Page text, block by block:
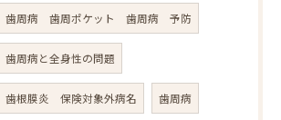
歯周病 歯周ポケット 歯周病 予防
歯周病と全身性の問題
歯根膜炎 保険対象外病名 歯周病